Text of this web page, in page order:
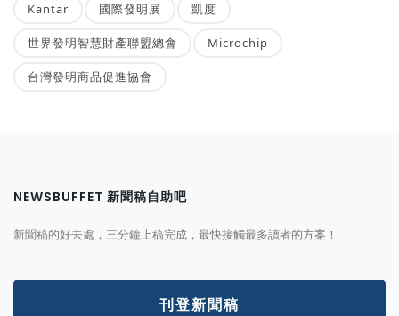
Kantar 國際發明展 凱度
世界發明智慧財產聯盟總會 Microchip
台灣發明商品促進協會
NEWSBUFFET 新聞稿自助吧
新聞稿的好去處，三分鐘上稿完成，最快接觸最多讀者的方案！
刊登新聞稿